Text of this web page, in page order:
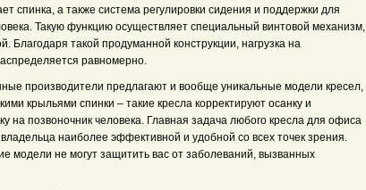
спинка, а также система регулировки сидения и поддержки для
Такую функцию осуществляет специальный винтовой механизм,
Благодаря такой продуманной конструкции, нагрузка на
равномерно.
производители предлагают и вообще уникальные модели кресел,
крыльями спинки – такие кресла корректируют осанку и
на позвоночник человека. Главная задача любого кресла для офиса
наиболее эффективной и удобной со всех точек зрения.
модели не могут защитить вас от заболеваний, вызванных